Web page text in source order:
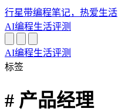
行星带编程笔记，热爱生活
AI编程生活评测
AI编程生活评测
标签
# 产品经理